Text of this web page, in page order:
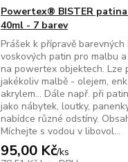
Powertex® BISTER
40ml - 7 barev
Prášek k přípravě
voskových patin pro malbu
na powertex objektech. Lze
jakékoliv malbě - olejem,
akrylem... Dále např. při
jako nábytek, loutky,
nabídce různé odstíny.
Míchejte s vodou v libovol...
95,00 Kč/ks